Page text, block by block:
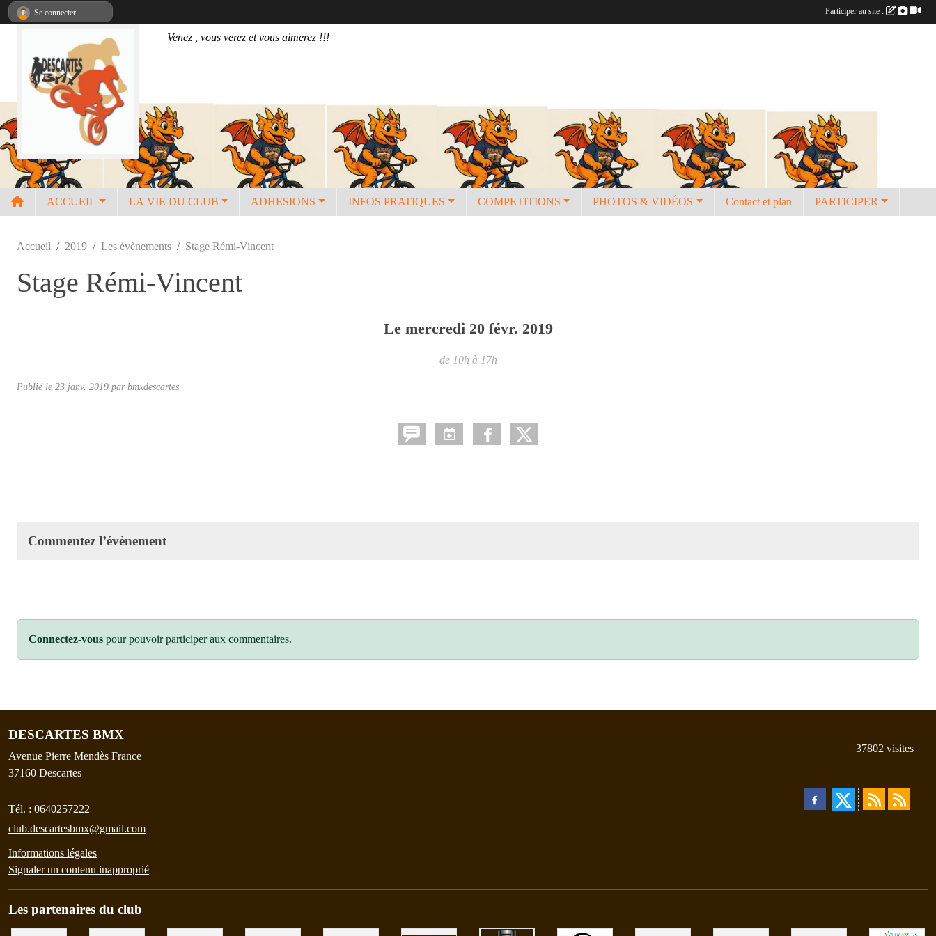
Venez , vous verez et vous aimerez !!!
ACCUEIL LA VIE DU CLUB ADHESIONS INFOS PRATIQUES COMPETITIONS PHOTOS & VIDÉOS Contact et plan PARTICIPER
Accueil 2019 Les évènements Stage Rémi-Vincent
Stage Rémi-Vincent
Le mercredi 20 févr. 2019
de 10h à 17h
Publié le 23 janv. 2019 parbmxdescartes
Commentez l’évènement
Connectez-vous pour pouvoir participer aux commentaires.
DESCARTES BMX
Avenue Pierre Mendès France
37160 Descartes
Tél. : 0640257222
club.descartesbmx@gmail.com
Informations légales
Signaler un contenu inapproprié
37802 visites
Les partenaires du club
Se connecter Participer au site :
Panneau de gestion des cookies